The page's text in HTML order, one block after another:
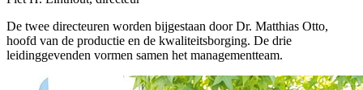
De twee directeuren worden bijgestaan door Dr. Matthias Otto,
hoofd van de productie en de kwaliteitsborging. De drie
leidinggevenden vormen samen het managementteam.